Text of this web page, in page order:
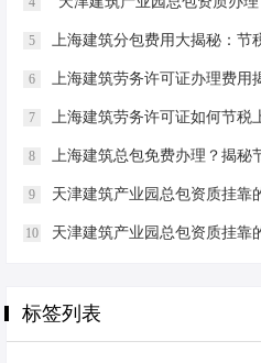
5 上海建筑分包费用大揭秘：节税攻略与股权
6 上海建筑劳务许可证办理费用揭秘，省钱有妙招
7 上海建筑劳务许可证如何节税上
8 上海建筑总包免费办理？揭秘节税高
9 天津建筑产业园总包资质挂靠的那些事
10 天津建筑产业园总包资质挂靠的那些事
标签列表